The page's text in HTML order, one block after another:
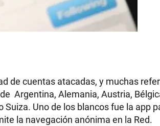
de cuentas atacadas, y muchas
Argentina, Alemania, Austria,
Suiza. Uno de los blancos fue la app
la navegación anónima en la Red.